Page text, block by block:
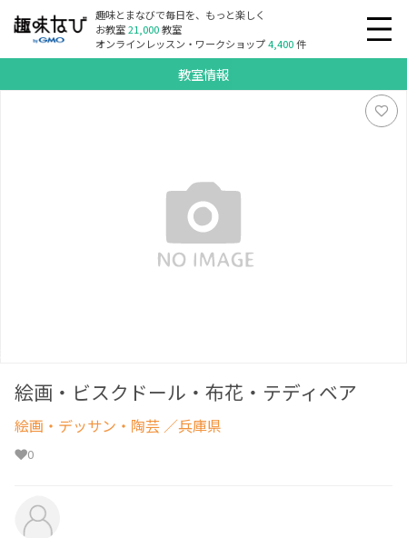
趣味とまなびで毎日を、もっと楽しく
お教室21,000教室
オンラインレッスン・ワークショップ4,400件
教室情報
絵画・ビスクドール・布花・テディベア
絵画・デッサン・陶芸 ／兵庫県
0